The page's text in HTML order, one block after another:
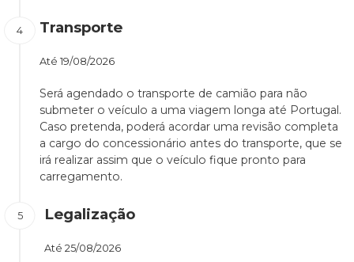
Transporte
Até 19/08/2026
Será agendado o transporte de camião para não
submeter o veículo a uma viagem longa até Portugal.
Caso pretenda, poderá acordar uma revisão completa
a cargo do concessionário antes do transporte, que se
irá realizar assim que o veículo fique pronto para
carregamento.
Legalização
Até 25/08/2026